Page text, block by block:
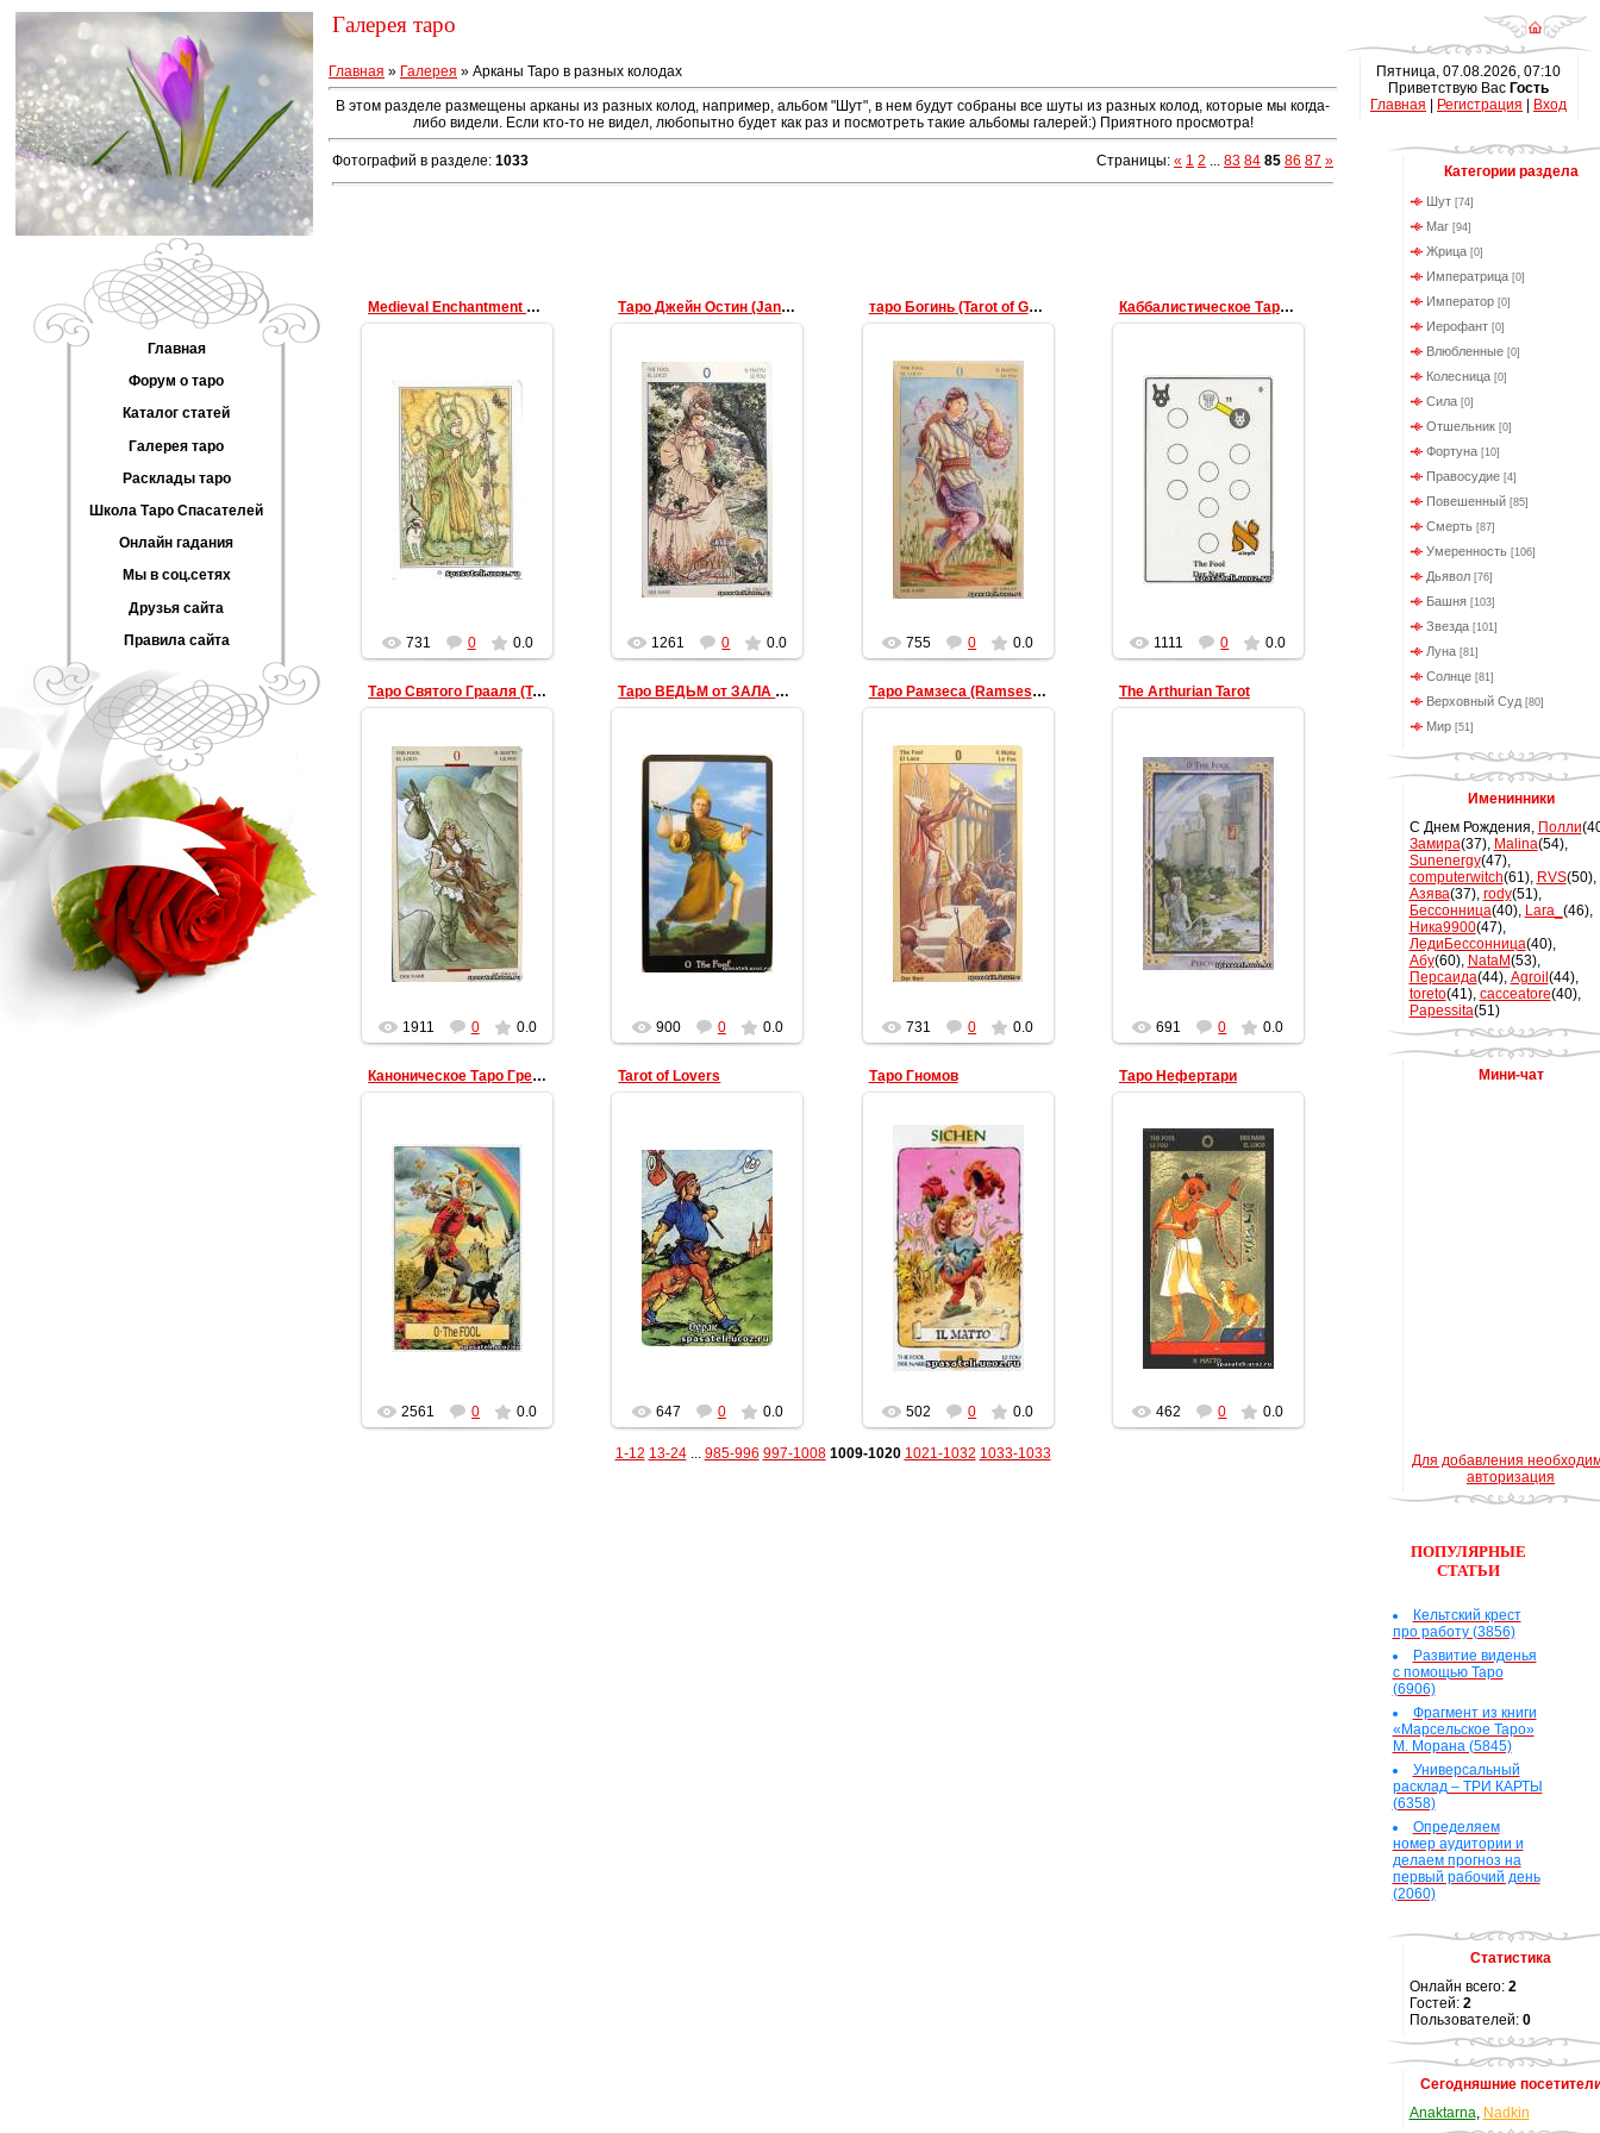
Главная
Форум о таро
Каталог статей
Галерея таро
Расклады таро
Школа Таро Спасателей
Онлайн гадания
Мы в соц.сетях
Друзья сайта
Правила сайта
Галерея таро
Главная » Галерея » Арканы Таро в разных колодах
В этом разделе размещены арканы из разных колод, например, альбом "Шут", в нем будут собраны все шуты из разных колод, которые мы когда-
либо видели. Если кто-то не видел, любопытно будет как раз и посмотреть такие альбомы галерей:) Приятного просмотра!
Фотографий в разделе: 1033 Страницы: « 1 2 ... 83 84 85 86 87 »
Medieval Enchantment Tarot
09.03.2011
data
731 0 0.0
Таро Джейн Остин (Jane Austen Tarot)
09.03.2011
data
1261 0 0.0
таро Богинь (Tarot of Goddeses)
09.03.2011
data
755 0 0.0
Каббалистическое Таро (Cabbalistic Tarot)
09.03.2011
data
1111 0 0.0
Таро Святого Грааля (Tarot of the holy grail)
09.03.2011
data
1911 0 0.0
Таро ВЕДЬМ от ЗАЛА ФЕРГЮСА (The Witches Tarot)
09.03.2011
data
900 0 0.0
Таро Рамзеса (Ramses Tarot)
09.03.2011
data
731 0 0.0
The Arthurian Tarot
09.03.2011
data
691 0 0.0
Каноническое Таро Грегори (Tarot Gregory)
09.03.2011
data
2561 0 0.0
Tarot of Lovers
09.03.2011
data
647 0 0.0
Таро Гномов
09.03.2011
data
502 0 0.0
Таро Нефертари
09.03.2011
data
462 0 0.0
1-12 13-24 ... 985-996 997-1008 1009-1020 1021-1032 1033-1033
Пятница, 07.08.2026, 07:10
Приветствую Вас Гость
Главная
Регистрация Вход
Категории раздела
Шут [74]
Маг [94]
Жрица [0]
Императрица [0]
Император [0]
Иерофант [0]
Влюбленные [0]
Колесница [0]
Сила [0]
Отшельник [0]
Фортуна [10]
Правосудие [4]
Повешенный [85]
Смерть [87]
Умеренность [106]
Дьявол [76]
Башня [103]
Звезда [101]
Луна [81]
Солнце [81]
Верховный Суд [80]
Мир [51]
Именинники
С Днем Рождения, Полли
Замира(37), Malina(54),
Sunenergy(47),
computerwitch(61), RVS(50),
Азява(37), rody(51),
Бессонница(40), Lara_ (46),
Ника9900(47),
ЛедиБессонница(40),
Абу(60), NataM(53),
Персаида(44), Agroil (44),
toreto(41), cacceatore(40),
Papessita(51)
Мини-чат
Для добавления
авторизация
ПОПУЛЯРНЫЕ
СТАТЬИ
Кельтский крест
про работу (3856)
Развитие виденья
с помощью Таро
(6906)
Фрагмент из книги
«Марсельское Таро»
М. Морана (5845)
Универсальный
расклад – ТРИ КАРТЫ
(6358)
Определяем
номер аудитории и
делаем прогноз на
первый рабочий день
(2060)
Статистика
Онлайн всего: 2
Гостей: 2
Пользователей: 0
Сегодняшние
Anaktarna, Nadkin